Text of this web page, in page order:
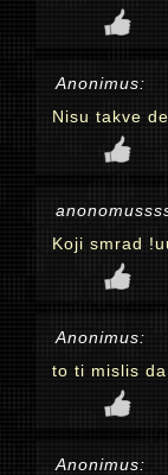
Anonimus:
Nisu takve
Koji smrad
Anonimus:
to ti mislis
Anonimus: